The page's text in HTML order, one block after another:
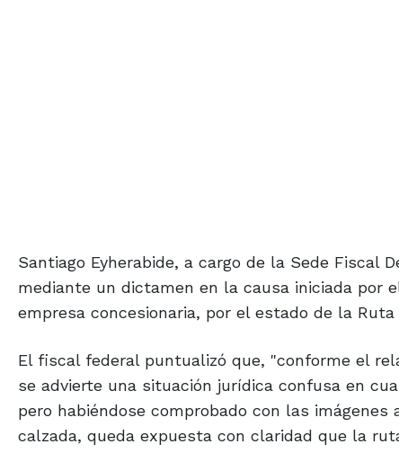
Santiago Eyherabide, a cargo de la Sede Fiscal
mediante un dictamen en la causa iniciada por
empresa concesionaria, por el estado de la
El fiscal federal puntualizó que, "conforme el
se advierte una situación jurídica confusa en
pero habiéndose comprobado con las
calzada, queda expuesta con claridad que la